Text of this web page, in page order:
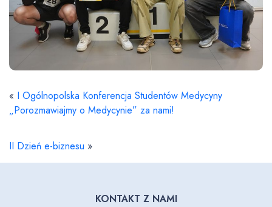
« I Ogólnopolska Konferencja Studentów Medycyny
„Porozmawiajmy o Medycynie” za nami!
II Dzień e-biznesu »
KONTAKT Z NAMI